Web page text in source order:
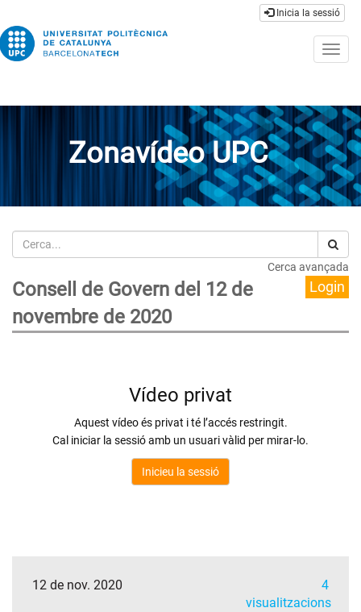
Inicia la sessió
Zonavídeo UPC
Cerca
Cerca avançada
Consell de Govern del 12 de
novembre de 2020
Login
12 de nov. 2020
4
visualitzacions